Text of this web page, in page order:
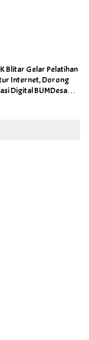
Blitar Gelar Pelatihan
Internet, Dorong
Digital BUMDesa